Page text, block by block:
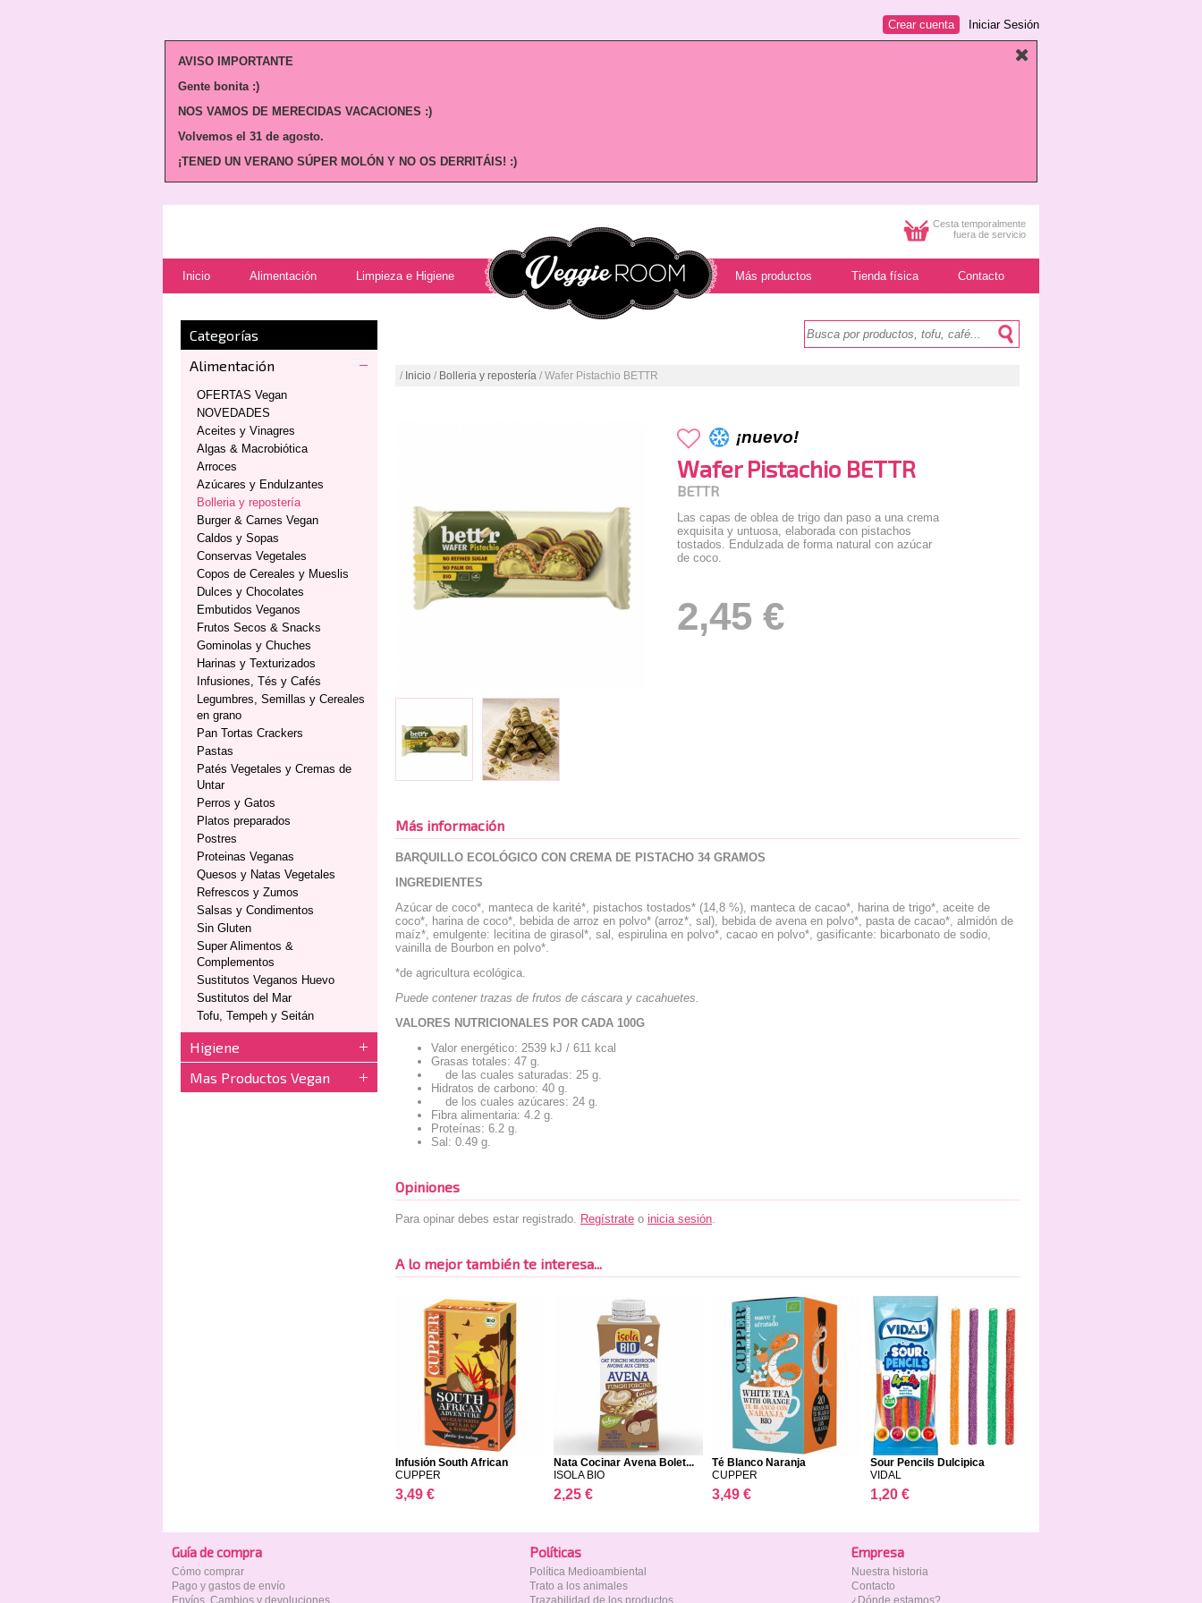
Iniciar Sesión
Crear cuenta
AVISO IMPORTANTE
Gente bonita :)
NOS VAMOS DE MERECIDAS VACACIONES :)
Volvemos el 31 de agosto.
¡TENED UN VERANO SÚPER MOLÓN Y NO OS DERRITÁIS! :)
Cesta temporalmente
fuera de servicio
Inicio Alimentación Limpieza e Higiene Más productos Tienda física Contacto
Categorías
Alimentación
OFERTAS Vegan
NOVEDADES
Aceites y Vinagres
Algas & Macrobiótica
Arroces
Azúcares y Endulzantes
Bolleria y repostería
Burger & Carnes Vegan
Caldos y Sopas
Conservas Vegetales
Copos de Cereales y Mueslis
Dulces y Chocolates
Embutidos Veganos
Frutos Secos & Snacks
Gominolas y Chuches
Harinas y Texturizados
Infusiones, Tés y Cafés
Legumbres, Semillas y Cereales
en grano
Pan Tortas Crackers
Pastas
Patés Vegetales y Cremas de
Untar
Perros y Gatos
Platos preparados
Postres
Proteinas Veganas
Quesos y Natas Vegetales
Refrescos y Zumos
Salsas y Condimentos
Sin Gluten
Super Alimentos &
Complementos
Sustitutos Veganos Huevo
Sustitutos del Mar
Tofu, Tempeh y Seitán
Higiene
Mas Productos Vegan
/ Inicio / Bolleria y repostería / Wafer Pistachio BETTR
¡nuevo!
Wafer Pistachio BETTR
BETTR
Las capas de oblea de trigo dan paso a una crema
exquisita y untuosa, elaborada con pistachos
tostados. Endulzada de forma natural con azúcar
de coco.
2,45 €
Más información
BARQUILLO ECOLÓGICO CON CREMA DE PISTACHO 34 GRAMOS
INGREDIENTES
Azúcar de coco*, manteca de karité*, pistachos tostados* (14,8 %), manteca de cacao*, harina de trigo*, aceite de
coco*, harina de coco*, bebida de arroz en polvo* (arroz*, sal), bebida de avena en polvo*, pasta de cacao*, almidón de
maíz*, emulgente: lecitina de girasol*, sal, espirulina en polvo*, cacao en polvo*, gasificante: bicarbonato de sodio,
vainilla de Bourbon en polvo*.
*de agricultura ecológica.
Puede contener trazas de frutos de cáscara y cacahuetes.
VALORES NUTRICIONALES POR CADA 100G
Valor energético: 2539 kJ / 611 kcal
Grasas totales: 47 g.
de las cuales saturadas: 25 g.
Hidratos de carbono: 40 g.
de los cuales azúcares: 24 g.
Fibra alimentaria: 4.2 g.
Proteínas: 6.2 g.
Sal: 0.49 g.
Opiniones
Para opinar debes estar registrado. Regístrate o inicia sesión.
A lo mejor también te interesa...
Infusión South African
CUPPER
3,49 €
Nata Cocinar Avena Bolet...
ISOLA BIO
2,25 €
Té Blanco Naranja
CUPPER
3,49 €
Sour Pencils Dulcipica
VIDAL
1,20 €
Guía de compra
Cómo comprar
Pago y gastos de envío
Envíos, Cambios y devoluciones
Polí­ticas
Política Medioambiental
Trato a los animales
Trazabilidad de los productos
Empresa
Nuestra historia
Contacto
¿Dónde estamos?